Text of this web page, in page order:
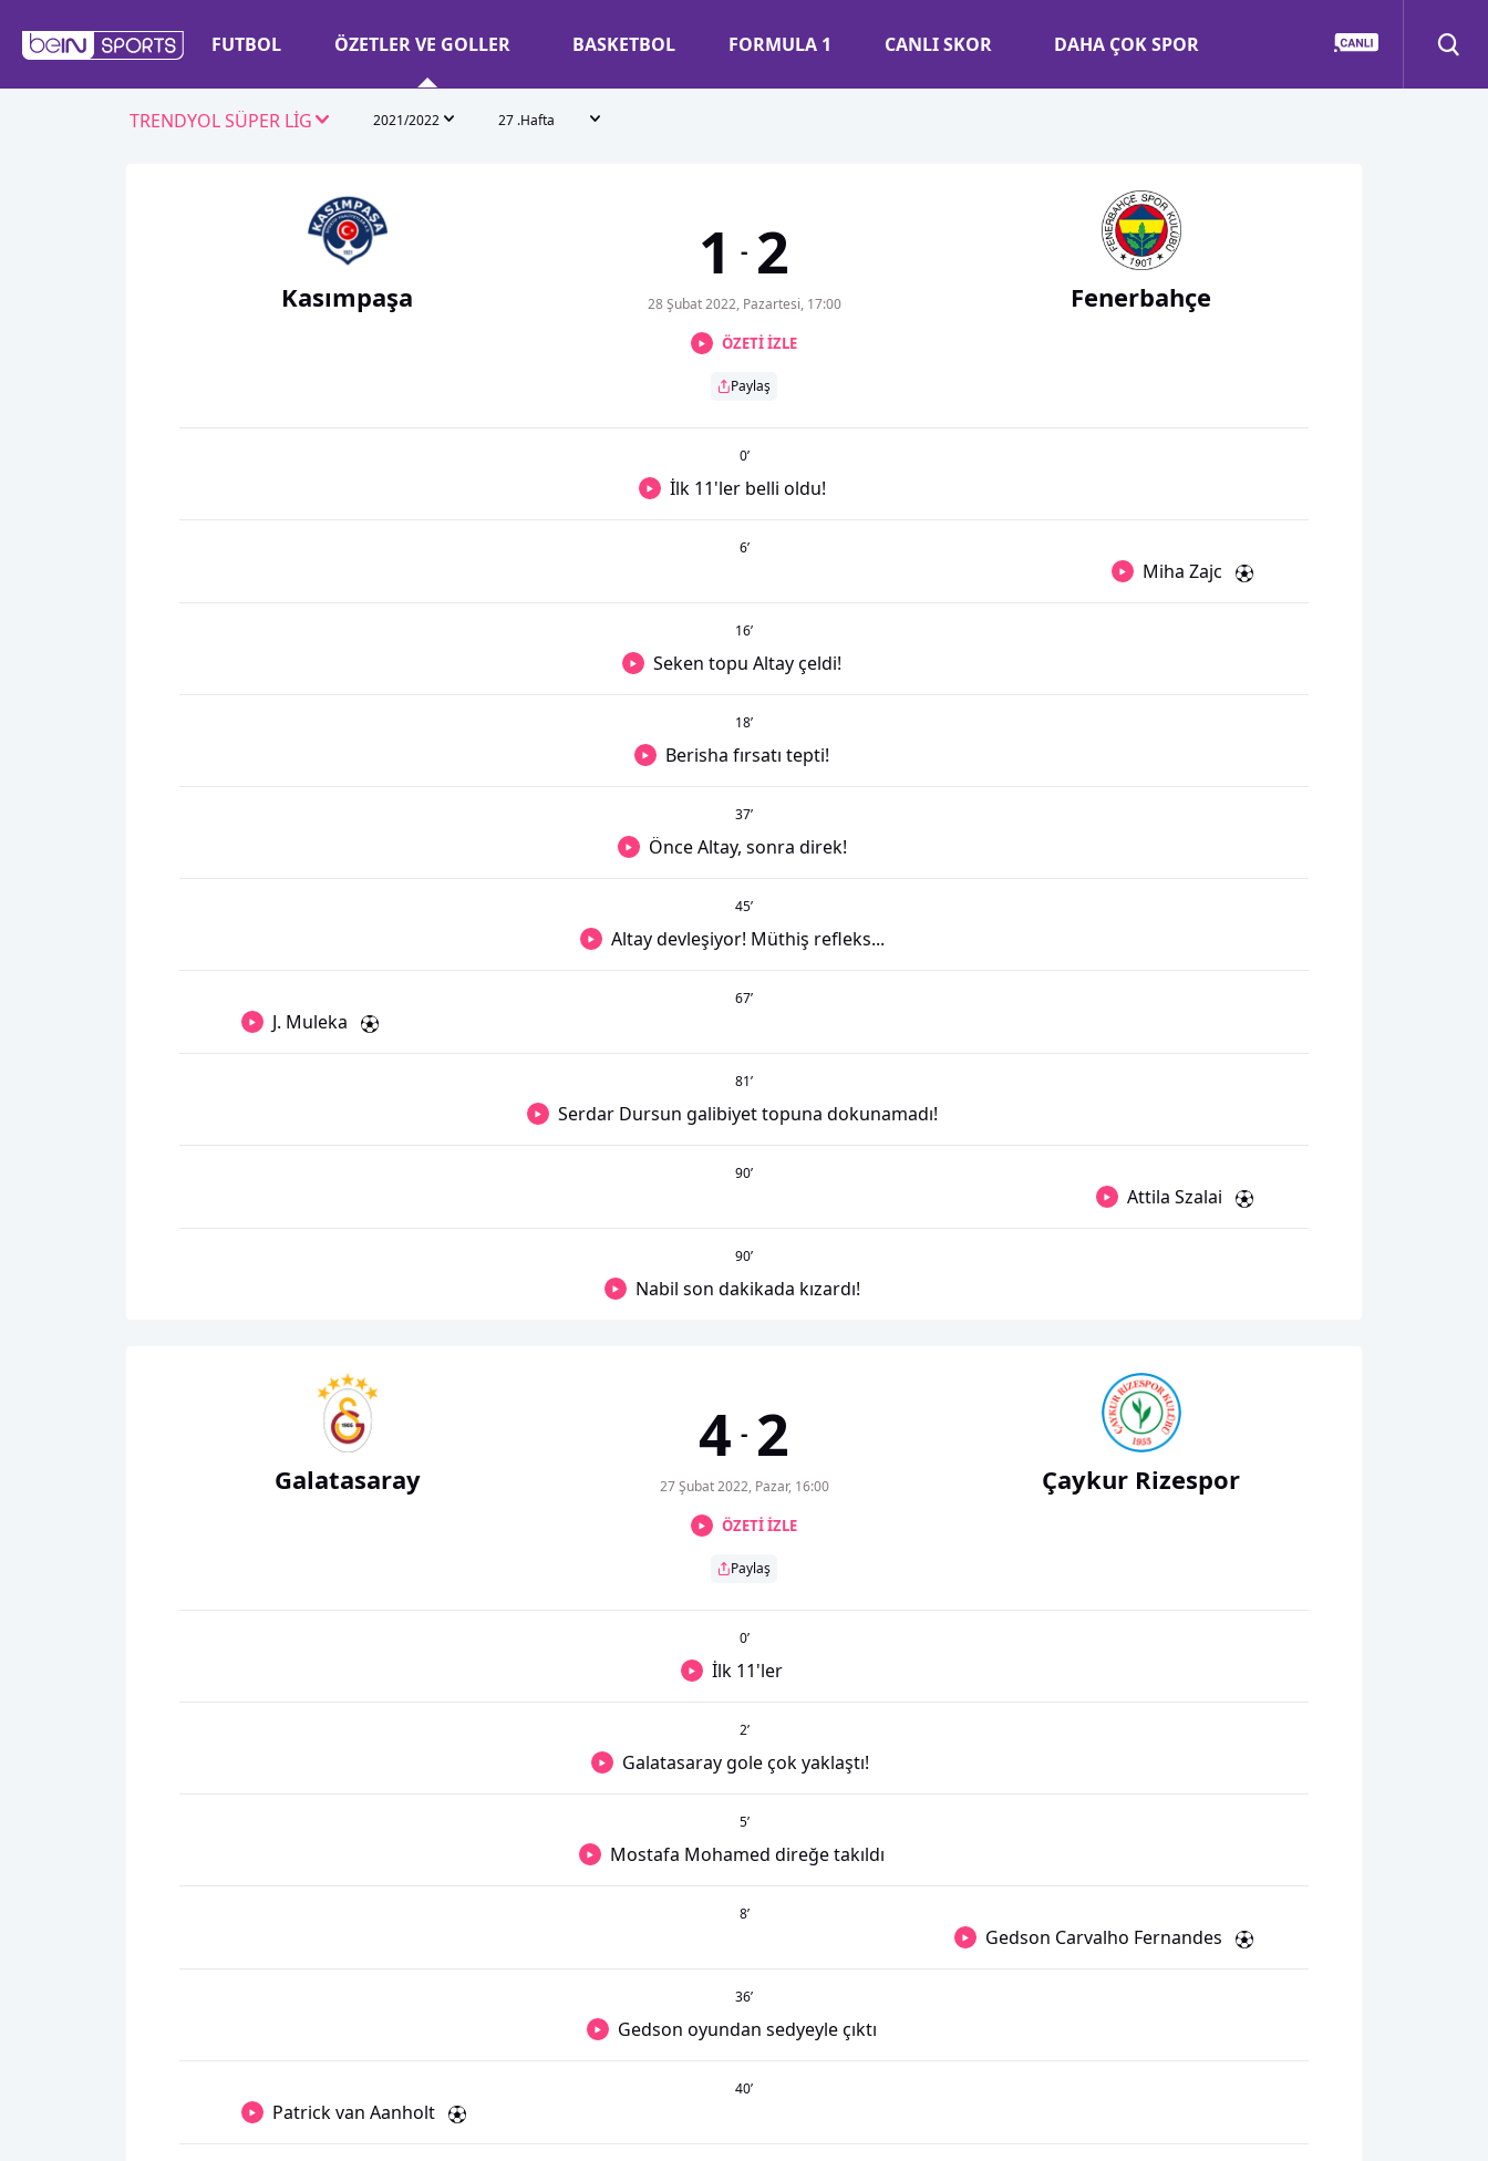
FUTBOL ÖZETLER VE GOLLER BASKETBOL FORMULA 1 CANLI SKOR DAHA ÇOK SPOR
TRENDYOL SÜPER LİG 2021/2022 27 .Hafta
Kasımpaşa
1 - 2
28 Şubat 2022, Pazartesi, 17:00
ÖZETİ İZLE
Paylaş
Fenerbahçe
0’
İlk 11'ler belli oldu!
6’
Miha Zajc
16’
Seken topu Altay çeldi!
18’
Berisha fırsatı tepti!
37’
Önce Altay, sonra direk!
45’
Altay devleşiyor! Müthiş refleks...
67’
J. Muleka
81’
Serdar Dursun galibiyet topuna dokunamadı!
90’
Attila Szalai
90’
Nabil son dakikada kızardı!
Galatasaray
4 - 2
27 Şubat 2022, Pazar, 16:00
ÖZETİ İZLE
Paylaş
Çaykur Rizespor
0’
İlk 11'ler
2’
Galatasaray gole çok yaklaştı!
5’
Mostafa Mohamed direğe takıldı
8’
Gedson Carvalho Fernandes
36’
Gedson oyundan sedyeyle çıktı
40’
Patrick van Aanholt